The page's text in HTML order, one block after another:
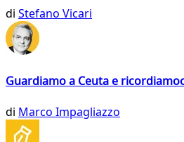
di Stefano Vicari
Guardiamo a Ceuta e
di Marco Impagliazzo